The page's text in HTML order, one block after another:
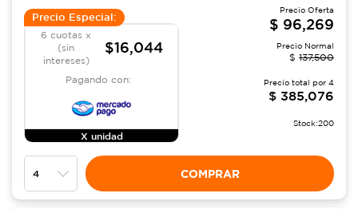
Precio Especial:
6 cuotas x
(sin
intereses)
$16,044
Pagando con:
X unidad
Precio Oferta
$ 96,269
Precio Normal
$ 137,500
Precio total por 4
$ 385,076
Stock:200
COMPRAR